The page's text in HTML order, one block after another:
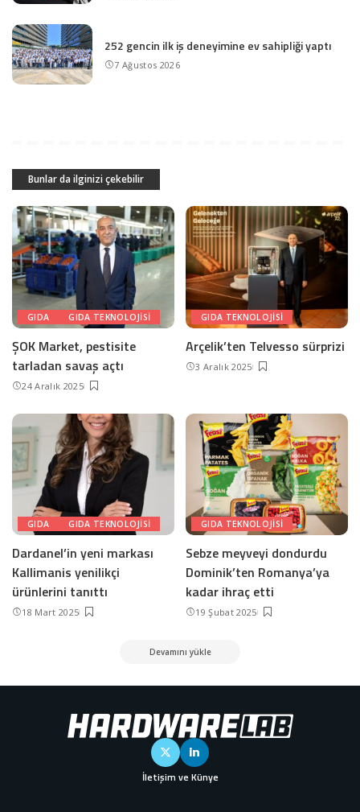
252 gencin ilk iş deneyimine ev sahipliği yaptı
7 Ağustos 2026
Bunlar da ilginizi çekebilir
GIDA GIDA TEKNOLOJISI
ŞOK Market, pestisite
tarladan savaş açtı
24 Aralık 2025
GIDA TEKNOLOJISI
Arçelik’ten Telvesso sürprizi
3 Aralık 2025
GIDA GIDA TEKNOLOJISI
Dardanel’in yeni markası
Kallimanis yenilikçi
ürünlerini tanıttı
18 Mart 2025
GIDA TEKNOLOJISI
Sebze meyveyi dondurdu
Dominik’ten Romanya’ya
kadar ihraç etti
19 Şubat 2025
Devamını yükle
İletişim ve Künye